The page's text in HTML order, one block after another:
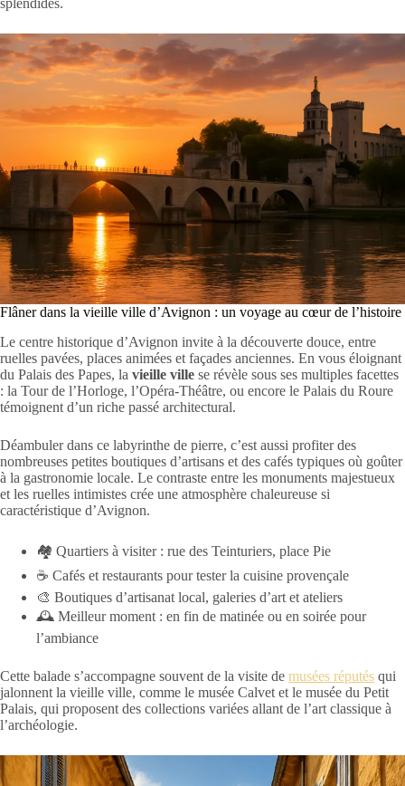
splendides.
Flâner dans la vieille ville d’Avignon : un voyage au cœur de l’histoire
Le centre historique d’Avignon invite à la découverte douce, entre
ruelles pavées, places animées et façades anciennes. En vous éloignant
du Palais des Papes, la vieille ville se révèle sous ses multiples facettes
: la Tour de l’Horloge, l’Opéra-Théâtre, ou encore le Palais du Roure
témoignent d’un riche passé architectural.
Déambuler dans ce labyrinthe de pierre, c’est aussi profiter des
nombreuses petites boutiques d’artisans et des cafés typiques où goûter
à la gastronomie locale. Le contraste entre les monuments majestueux
et les ruelles intimistes crée une atmosphère chaleureuse si
caractéristique d’Avignon.
🏘️ Quartiers à visiter : rue des Teinturiers, place Pie
☕ Cafés et restaurants pour tester la cuisine provençale
🎨 Boutiques d’artisanat local, galeries d’art et ateliers
🕰 Meilleur moment : en fin de matinée ou en soirée pour
l’ambiance
Cette balade s’accompagne souvent de la visite de musées réputés qui
jalonnent la vieille ville, comme le musée Calvet et le musée du Petit
Palais, qui proposent des collections variées allant de l’art classique à
l’archéologie.